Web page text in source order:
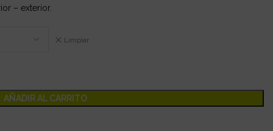
– exterior.
Limpiar
AÑADIR AL CARRITO